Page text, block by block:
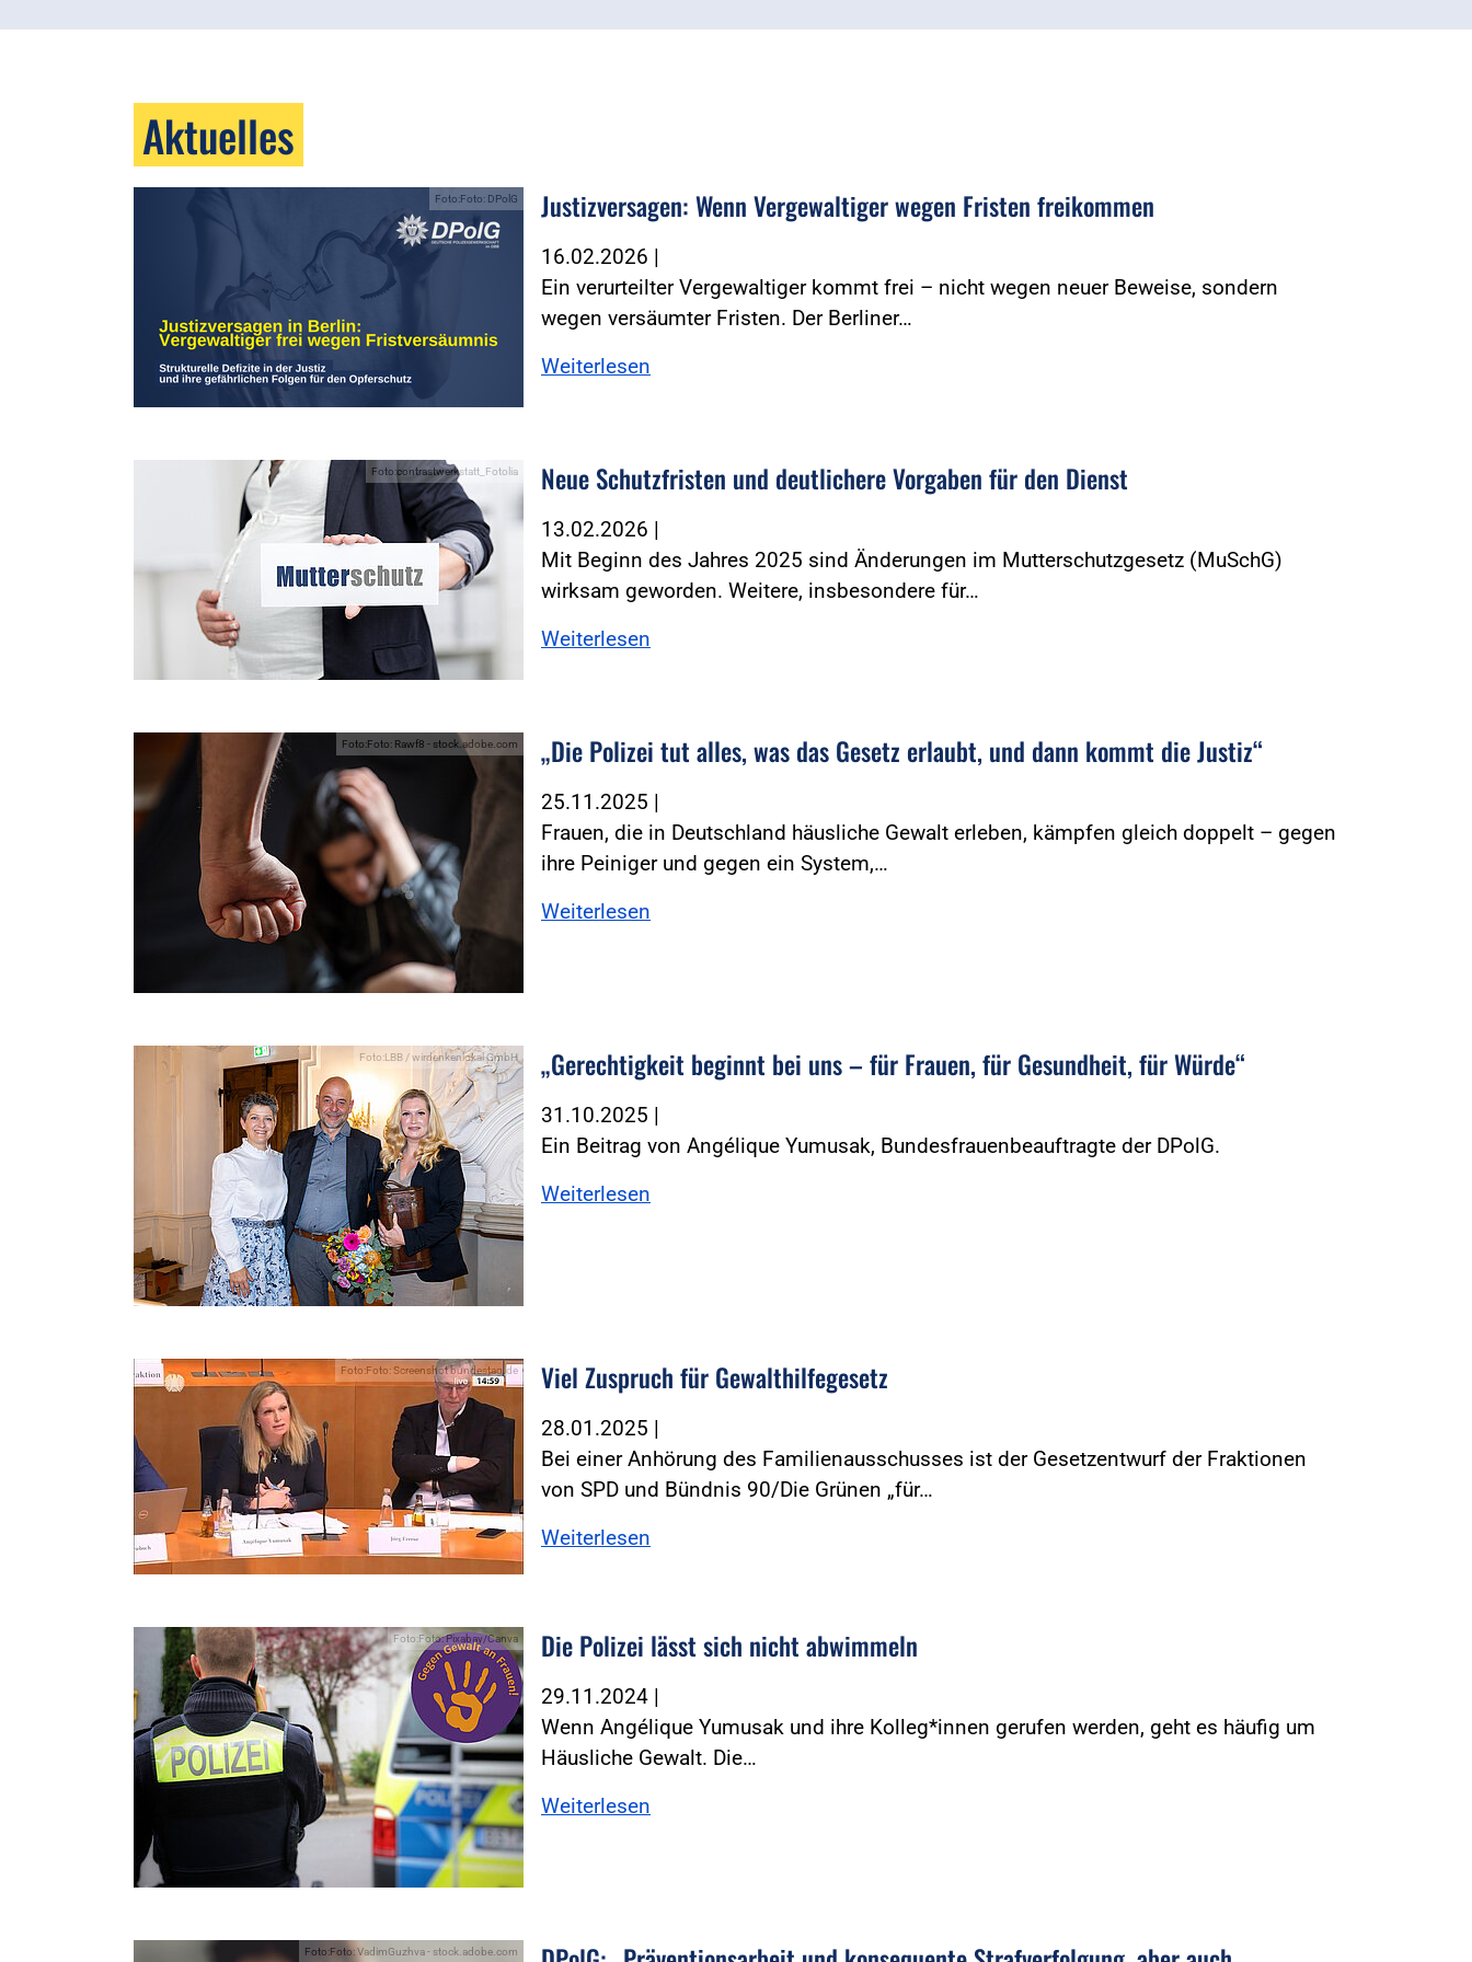
Aktuelles
Foto:Foto: DPolG Justizversagen: Wenn Vergewaltiger wegen Fristen freikommen
16.02.2026 |
Ein verurteilter Vergewaltiger kommt frei – nicht wegen neuer Beweise, sondern
wegen versäumter Fristen. Der Berliner…
Weiterlesen
Foto:contrastwerkstatt_Fotolia Neue Schutzfristen und deutlichere Vorgaben für den Dienst
13.02.2026 |
Mit Beginn des Jahres 2025 sind Änderungen im Mutterschutzgesetz (MuSchG)
wirksam geworden. ­Weitere, insbesondere für…
Weiterlesen
Foto:Foto: Rawf8 - stock.adobe.com „Die Polizei tut alles, was das Gesetz erlaubt, und dann kommt die Justiz“
25.11.2025 |
Frauen, die in Deutschland häusliche Gewalt erleben, kämpfen gleich doppelt – gegen
ihre Peiniger und gegen ein System,…
Weiterlesen
Foto:LBB / wirdenkenlokal GmbH „Gerechtigkeit beginnt bei uns – für Frauen, für Gesundheit, für Würde“
31.10.2025 |
Ein Beitrag von Angélique Yumusak, Bundesfrauenbeauftragte der DPolG.
Weiterlesen
Foto:Foto: Screenshot bundestag.de Viel Zuspruch für Gewalthilfegesetz
28.01.2025 |
Bei einer Anhörung des Familienausschusses ist der Gesetzentwurf der Fraktionen
von SPD und Bündnis 90/Die Grünen „für…
Weiterlesen
Foto:Foto: Pixabay/Canva Die Polizei lässt sich nicht abwimmeln
29.11.2024 |
Wenn Angélique Yumusak und ihre Kolleg*innen gerufen werden, geht es häufig um
Häusliche Gewalt. Die…
Weiterlesen
Foto:Foto: VadimGuzhva - stock.adobe.com